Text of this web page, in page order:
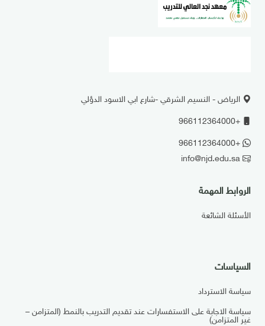
الرياض - النسيم الشرقي -شارع ابي الاسود الدؤلي
+966112364000
+966112364000
info@njd.edu.sa
الروابط المهمة
الأسئلة الشائعة
السياسات
سياسة الاسترداد
سياسة الاجابة على الاستفسارات عند تقديم التدريب بالنمط (المتزامن –
غير المتزامن)